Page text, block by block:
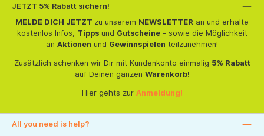
JETZT 5% Rabatt sichern!
MELDE DICH JETZT zu unserem NEWSLETTER an und erhalte
kostenlos Infos, Tippsund Gutscheine- sowie die Möglichkeit
an Aktionen und Gewinnspielen teilzunehmen!
Zusätzlich schenken wir Dir mit Kundenkonto einmalig 5% Rabatt
auf Deinen ganzen Warenkorb!
Hier gehts zur Anmeldung!
All you need is help?